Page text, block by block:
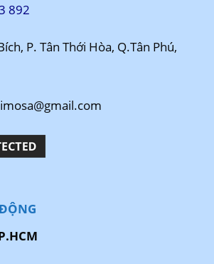
892
P. Tân Thới Hòa, Q.Tân Phú,